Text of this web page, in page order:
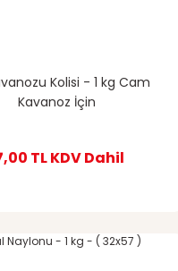
Kolisi - 1 kg Cam
Kavanoz İçin
TLKDV Dahil